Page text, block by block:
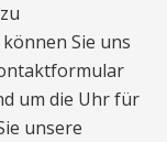
Sie uns
um die Uhr für
unsere